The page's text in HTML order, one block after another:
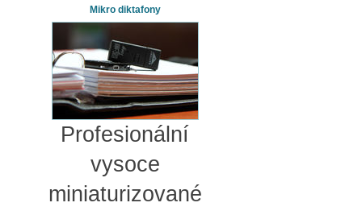
Mikro diktafony
Profesionální
vysoce
miniaturizované